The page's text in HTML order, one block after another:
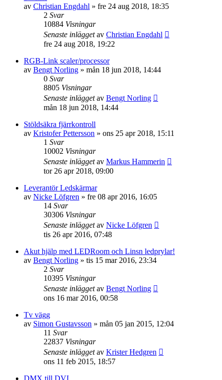
av Christian Engdahl » fre 24 aug 2018, 18:35
2 Svar
10884 Visningar
Senaste inläggetav Christian Engdahl
fre 24 aug 2018, 19:22
RGB-Link scaler/processor
av Bengt Norling » mån 18 jun 2018, 14:44
0 Svar
8805 Visningar
Senaste inläggetav Bengt Norling
mån 18 jun 2018, 14:44
Stöldsäkra fjärrkontroll
av Kristofer Pettersson » ons 25 apr 2018, 15:11
1 Svar
10002 Visningar
Senaste inläggetav Markus Hammerin
tor 26 apr 2018, 09:00
Leverantör Ledskärmar
av Nicke Löfgren » fre 08 apr 2016, 16:05
14 Svar
30306 Visningar
Senaste inläggetav Nicke Löfgren
tis 26 apr 2016, 07:48
Akut hjälp med LEDRoom och Linsn ledprylar!
av Bengt Norling » tis 15 mar 2016, 23:34
2 Svar
10395 Visningar
Senaste inläggetav Bengt Norling
ons 16 mar 2016, 00:58
Tv vägg
av Simon Gustavsson » mån 05 jan 2015, 12:04
11 Svar
22837 Visningar
Senaste inläggetav Krister Hedgren
ons 11 feb 2015, 18:57
DMX till DVI